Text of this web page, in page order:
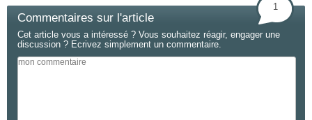
Commentaires sur l'article
1
Cet article vous a intéressé ? Vous souhaitez réagir, engager une
discussion ? Ecrivez simplement un commentaire.